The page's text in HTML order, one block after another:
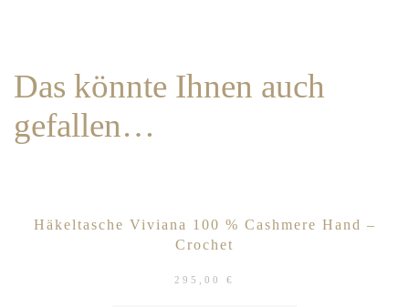
Das könnte Ihnen auch
gefallen…
Häkeltasche Viviana 100 % Cashmere Hand –
Crochet
295,00 €